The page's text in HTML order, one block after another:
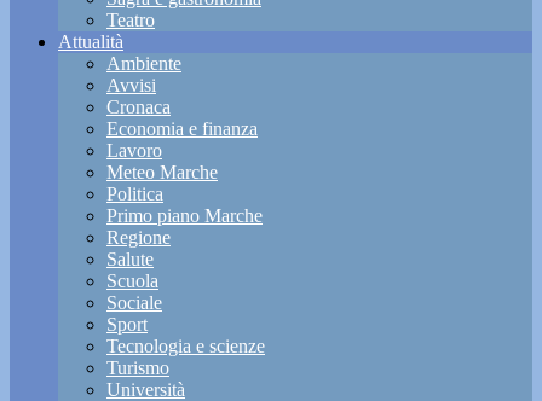
Teatro
Attualità
Ambiente
Avvisi
Cronaca
Economia e finanza
Lavoro
Meteo Marche
Politica
Primo piano Marche
Regione
Salute
Scuola
Sociale
Sport
Tecnologia e scienze
Turismo
Università